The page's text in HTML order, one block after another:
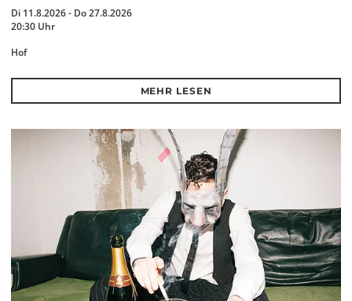
Di 11.8.2026 - Do 27.8.2026
20:30 Uhr
Hof
MEHR LESEN